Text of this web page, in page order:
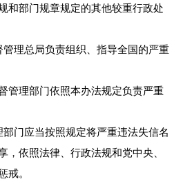
部门规章规定的其他较重行政处
管理总局负责组织、指导全国的严重
理部门依照本办法规定负责严重
部门应当按照规定将严重违法失信名
，依照法律、行政法规和党中央、
戒。